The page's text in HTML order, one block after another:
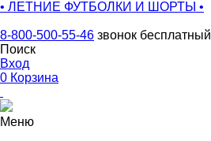
• ЛЕТНИЕ ФУТБОЛКИ И ШОРТЫ •
8-800-500-55-46 звонок бесплатный
Поиск
Вход
0 Корзина
Меню